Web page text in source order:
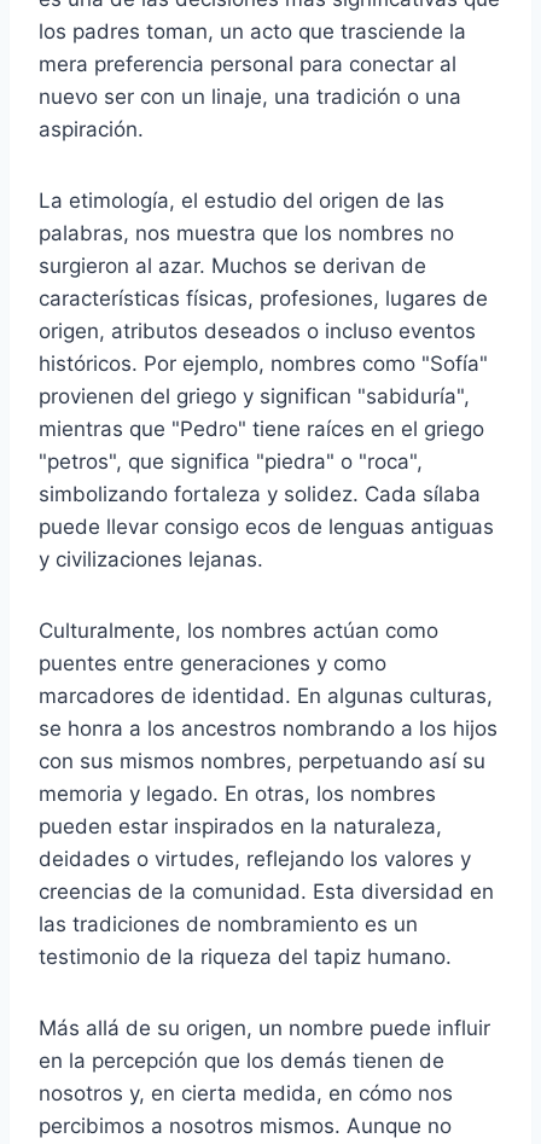
los padres toman, un acto que trasciende la
mera preferencia personal para conectar al
nuevo ser con un linaje, una tradición o una
aspiración.
La etimología, el estudio del origen de las
palabras, nos muestra que los nombres no
surgieron al azar. Muchos se derivan de
características físicas, profesiones, lugares de
origen, atributos deseados o incluso eventos
históricos. Por ejemplo, nombres como "Sofía"
provienen del griego y significan "sabiduría",
mientras que "Pedro" tiene raíces en el griego
"petros", que significa "piedra" o "roca",
simbolizando fortaleza y solidez. Cada sílaba
puede llevar consigo ecos de lenguas antiguas
y civilizaciones lejanas.
Culturalmente, los nombres actúan como
puentes entre generaciones y como
marcadores de identidad. En algunas culturas,
se honra a los ancestros nombrando a los hijos
con sus mismos nombres, perpetuando así su
memoria y legado. En otras, los nombres
pueden estar inspirados en la naturaleza,
deidades o virtudes, reflejando los valores y
creencias de la comunidad. Esta diversidad en
las tradiciones de nombramiento es un
testimonio de la riqueza del tapiz humano.
Más allá de su origen, un nombre puede influir
en la percepción que los demás tienen de
nosotros y, en cierta medida, en cómo nos
percibimos a nosotros mismos. Aunque no